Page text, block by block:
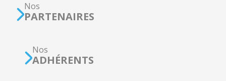
Nos
PARTENAIRES
Nos
ADHÉRENTS